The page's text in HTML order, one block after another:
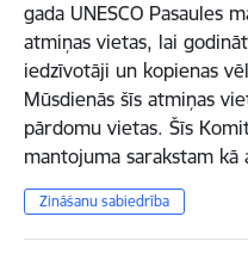
gada UNESCO Pasaules
atmiņas vietas, lai
iedzīvotāji un kopienas
Mūsdienās šīs atmiņas
pārdomu vietas. Šīs
mantojuma sarakstam
Zināšanu sabiedrība